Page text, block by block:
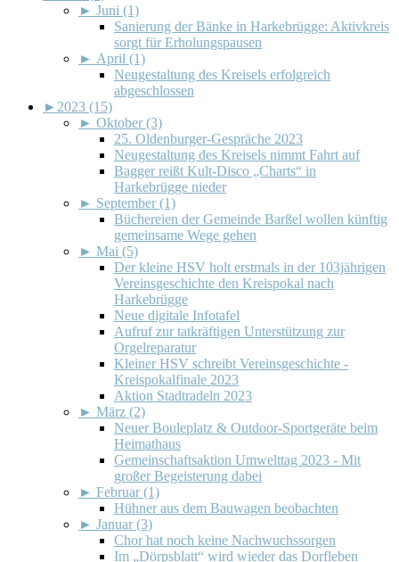
► Juni (1)
Sanierung der Bänke in Harkebrügge: Aktivkreis
sorgt für Erholungspausen
► April (1)
Neugestaltung des Kreisels erfolgreich
abgeschlossen
► 2023 (15)
► Oktober (3)
25. Oldenburger-Gespräche 2023
Neugestaltung des Kreisels nimmt Fahrt auf
Bagger reißt Kult-Disco „Charts“ in
Harkebrügge nieder
► September (1)
Büchereien der Gemeinde Barßel wollen künftig
gemeinsame Wege gehen
► Mai (5)
Der kleine HSV holt erstmals in der 103jährigen
Vereinsgeschichte den Kreispokal nach
Harkebrügge
Neue digitale Infotafel
Aufruf zur tatkräftigen Unterstützung zur
Orgelreparatur
Kleiner HSV schreibt Vereinsgeschichte -
Kreispokalfinale 2023
Aktion Stadtradeln 2023
► März (2)
Neuer Bouleplatz & Outdoor-Sportgeräte beim
Heimathaus
Gemeinschaftsaktion Umwelttag 2023 - Mit
großer Begeisterung dabei
► Februar (1)
Hühner aus dem Bauwagen beobachten
► Januar (3)
Chor hat noch keine Nachwuchssorgen
Im „Dörpsblatt“ wird wieder das Dorfleben